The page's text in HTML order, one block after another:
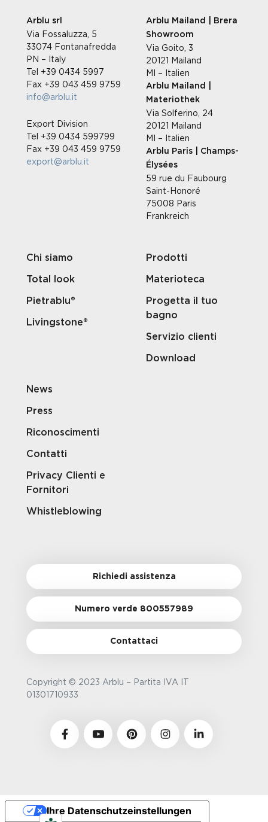
Arblu srl
Via Fossaluzza, 5
33074 Fontanafredda
PN – Italy
Tel +39 0434 5997
Fax +39 043 459 9759
info@arblu.it
Export Division
Tel +39 0434 599799
Fax +39 043 459 9759
export@arblu.it
Arblu Mailand | Brera
Showroom
Via Goito, 3
20121 Mailand
MI – Italien
Arblu Mailand |
Materiothek
Via Solferino, 24
20121 Mailand
MI – Italien
Arblu Paris | Champs-
Élysées
59 rue du Faubourg
Saint-Honoré
75008 Paris
Frankreich
Chi siamo
Total look
Pietrablu®
Livingstone®
Prodotti
Materioteca
Progetta il tuo
bagno
Servizio clienti
Download
News
Press
Riconoscimenti
Contatti
Privacy Clienti e
Fornitori
Whistleblowing
Richiedi assistenza
Numero verde 800557989
Contattaci
Copyright © 2023 Arblu – Partita IVA IT
01301710933
Ihre Datenschutzeinstellungen